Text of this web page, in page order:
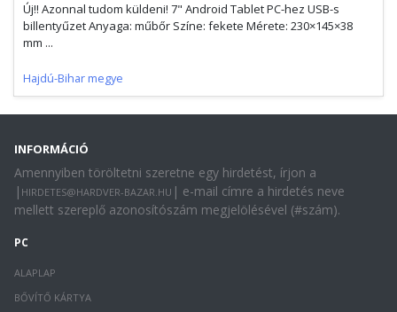
Új!! Azonnal tudom küldeni! 7" Android Tablet PC-hez USB-s
billentyűzet Anyaga: műbőr Színe: fekete Mérete: 230×145×38
mm ...
Hajdú-Bihar megye
INFORMÁCIÓ
Amennyiben töröltetni szeretne egy hirdetést, írjon a
| HIRDETES@HARDVER-BAZAR.HU | e-mail címre a hirdetés neve
mellett szereplő azonosítószám megjelölésével (#szám).
PC
ALAPLAP
BŐVÍTŐ KÁRTYA